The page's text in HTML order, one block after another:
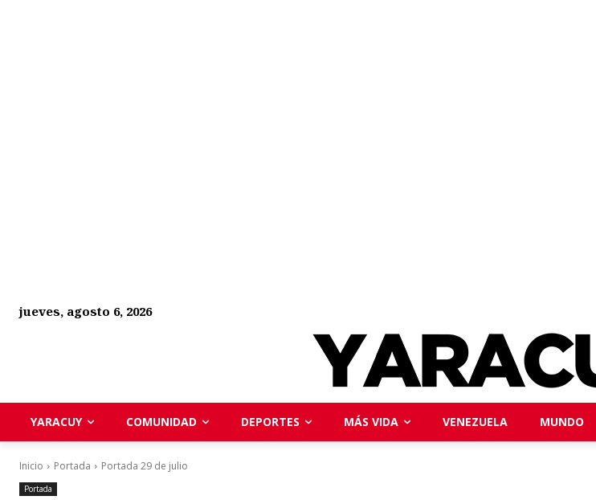
jueves, agosto 6, 2026
YARACUY COMUNIDAD DEPORTES MÁS VIDA VENEZUELA MUNDO
Inicio Portada Portada 29 de julio
Portada